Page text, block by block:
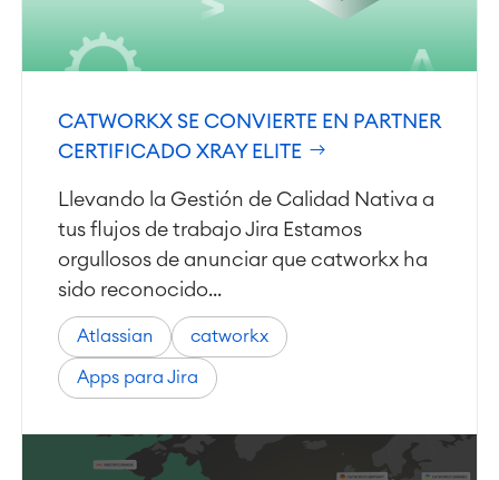
CATWORKX SE CONVIERTE EN PARTNER
CERTIFICADO XRAY ELITE
Llevando la Gestión de Calidad Nativa a
tus flujos de trabajo Jira Estamos
orgullosos de anunciar que catworkx ha
sido reconocido...
Atlassian catworkx
Apps para Jira